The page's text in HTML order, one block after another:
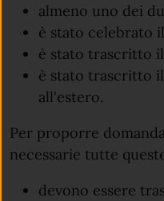
almeno uno dei
è stato celebrato
è stato trascritto
è stato trascritto
all'estero.
Per proporre
necessarie tutte
devono essere